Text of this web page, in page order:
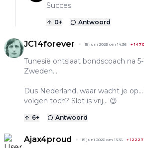
Succes
0+ Antwoord
JC14forever 15 juni 2026 om 14:36 +
Tunesië ontslaat bondscoach na
Zweden...
Dus Nederland, waar wacht je
volgen toch? Slot is vrij... 😉
6+ Antwoord
Ajax4proud 15 juni 2026 om 13:35 +12227